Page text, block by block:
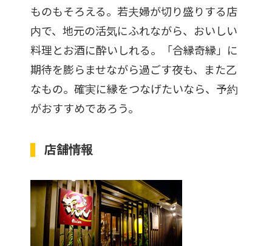
ものもそろえる。若夫婦が切り盛りする店
内で、地元の活気にふれながら、おいしい
料理とお酒に酔いしれる。「合縁奇縁」に
期待を膨らませながら過ごす夜も、また乙
なもの。確実に縁をつなげたいなら、予約
がおすすめであろう。
店舗情報